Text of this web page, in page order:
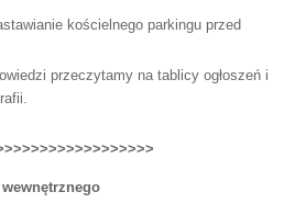
kościelnego parkingu przed
przeczytamy na tablicy ogłoszeń i